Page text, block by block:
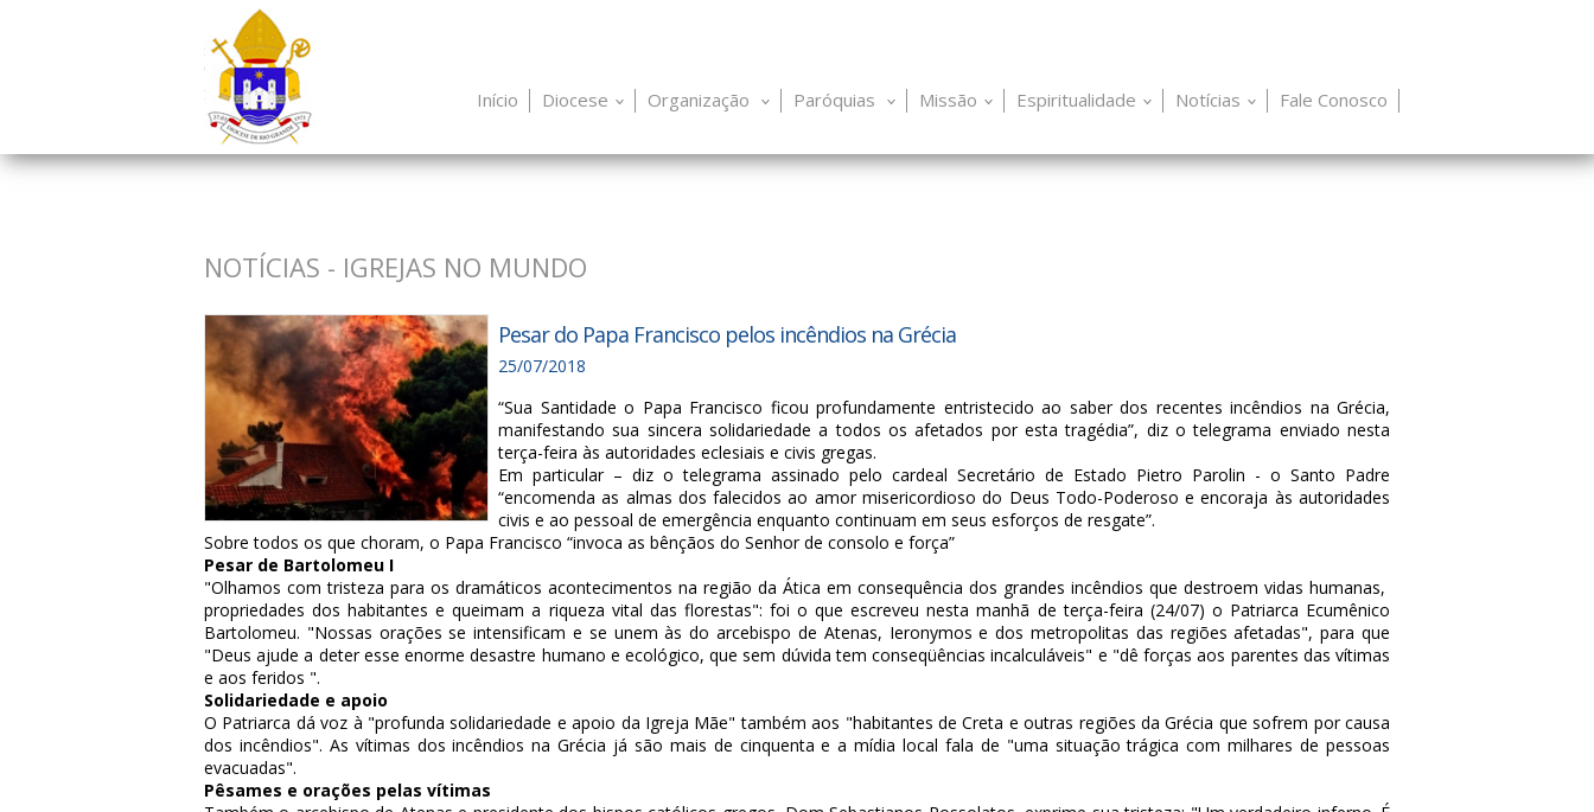
Início Diocese Organização Paróquias Missão Espiritualidade Notícias Fale Conosco
NOTÍCIAS - IGREJAS NO MUNDO
Pesar do Papa Francisco pelos incêndios na Grécia
25/07/2018
“Sua Santidade o Papa Francisco ficou profundamente entristecido ao saber dos recentes incêndios na Grécia,
manifestando sua sincera solidariedade a todos os afetados por esta tragédia”, diz o telegrama enviado nesta
terça-feira às autoridades eclesiais e civis gregas.
Em particular – diz o telegrama assinado pelo cardeal Secretário de Estado Pietro Parolin - o Santo Padre
“encomenda as almas dos falecidos ao amor misericordioso do Deus Todo-Poderoso e encoraja às autoridades
civis e ao pessoal de emergência enquanto continuam em seus esforços de resgate”.
Sobre todos os que choram, o Papa Francisco “invoca as bênçãos do Senhor de consolo e força”
Pesar de Bartolomeu I
"Olhamos com tristeza para os dramáticos acontecimentos na região da Ática em consequência dos grandes incêndios que destroem vidas humanas,
propriedades dos habitantes e queimam a riqueza vital das florestas": foi o que escreveu nesta manhã de terça-feira (24/07) o Patriarca Ecumênico
Bartolomeu. "Nossas orações se intensificam e se unem às do arcebispo de Atenas, Ieronymos e dos metropolitas das regiões afetadas", para que
"Deus ajude a deter esse enorme desastre humano e ecológico, que sem dúvida tem conseqüências incalculáveis" e "dê forças aos parentes das vítimas
e aos feridos ".
Solidariedade e apoio
O Patriarca dá voz à "profunda solidariedade e apoio da Igreja Mãe" também aos "habitantes de Creta e outras regiões da Grécia que sofrem por causa
dos incêndios". As vítimas dos incêndios na Grécia já são mais de cinquenta e a mídia local fala de "uma situação trágica com milhares de pessoas
evacuadas".
Pêsames e orações pelas vítimas